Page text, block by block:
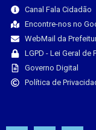
Canal Fala Cidadão
Encontre-nos no
WebMail da
LGPD - Lei Geral
Governo Digital
Política de